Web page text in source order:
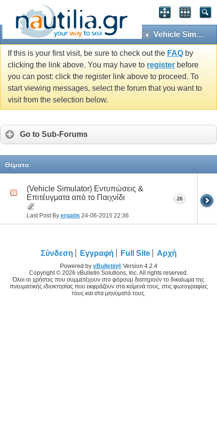
Vehicle Simulator
If this is your first visit, be sure to check out the FAQ by
clicking the link above. You may have to register before
you can post: click the register link above to proceed. To
start viewing messages, select the forum that you want to
visit from the selection below.
Go to Sub-Forums
Θέματα
(Vehicle Simulator) Εντυπώσεις &
Επιτέυγματα από το Παιχνίδι
Last Post By ergatis 24-06-2015 22:36
26
Σύνδεση Εγγραφή Full Site Αρχή
Powered by vBulletin®Version 4.2.4
Copyright © 2026 vBulletin Solutions, Inc. All rights reserved.
Όλοι οι χρήστες που συμμετέχουν στο φόρουμ διατηρούν το δικαίωμα της
πνευματικής ιδιοκτησίας που εκφράζουν στα κείμενά τους, στις φωτογραφίες
τους και στα μηνύματά τους.